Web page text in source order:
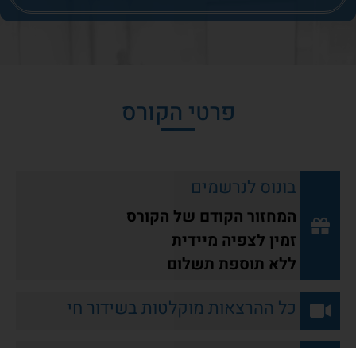
פרטי הקורס
בונוס לנרשמים
המחזור הקודם של הקורס
זמין לצפיה מיידית
ללא תוספת תשלום
כל ההרצאות מוקלטות בשידור חי